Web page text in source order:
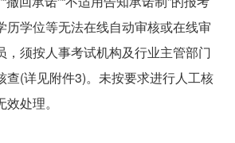
历学位等无法在线自动审核或在线审
，须按人事考试机构及行业主管部门
查(详见附件3)。未按要求进行人工核
处理。